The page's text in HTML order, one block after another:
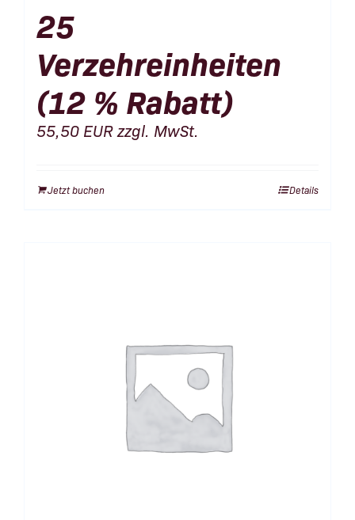
25
Verzehreinheiten
(12 % Rabatt)
55,50 EURzzgl. MwSt.
Jetzt buchen Details